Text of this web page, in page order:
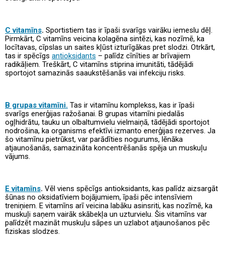
C vitamīns. Sportistiem tas ir īpaši svarīgs vairāku iemeslu dēļ.
Pirmkārt, C vitamīns veicina kolagēna sintēzi, kas nozīmē, ka
locītavas, cīpslas un saites kļūst izturīgākas pret slodzi. Otrkārt,
tas ir spēcīgs antioksidants – palīdz cīnīties ar brīvajiem
radikāļiem. Treškārt, C vitamīns stiprina imunitāti, tādējādi
sportojot samazinās saaukstēšanās vai infekciju risks.
B grupas vitamīni. Tas ir vitamīnu komplekss, kas ir īpaši
svarīgs enerģijas ražošanai. B grupas vitamīni piedalās
ogļhidrātu, tauku un olbaltumvielu vielmaiņā, tādējādi sportojot
nodrošina, ka organisms efektīvi izmanto enerģijas rezerves. Ja
šo vitamīnu pietrūkst, var parādīties nogurums, lēnāka
atjaunošanās, samazināta koncentrēšanās spēja un muskuļu
vājums.
E vitamīns. Vēl viens spēcīgs antioksidants, kas palīdz aizsargāt
šūnas no oksidatīviem bojājumiem, īpaši pēc intensīviem
treniņiem. E vitamīns arī veicina labāku asinsriti, kas nozīmē, ka
muskuļi saņem vairāk skābekļa un uzturvielu. Šis vitamīns var
palīdzēt mazināt muskuļu sāpes un uzlabot atjaunošanos pēc
fiziskas slodzes.